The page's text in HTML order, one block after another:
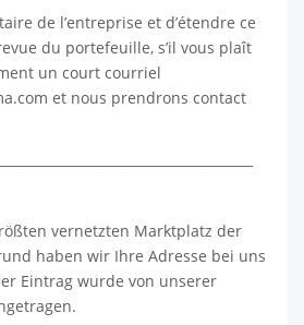
de l’entreprise et d’étendre ce
du portefeuille, s’il vous plaît
un court courriel
et nous prendrons contact
vernetzten Marktplatz der
haben wir Ihre Adresse bei uns
Eintrag wurde von unserer